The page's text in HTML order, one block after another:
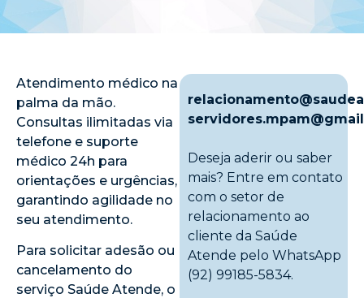
Atendimento médico na
palma da mão.
Consultas ilimitadas via
telefone e suporte
médico 24h para
orientações e urgências,
garantindo agilidade no
seu atendimento.
Para solicitar adesão ou
cancelamento do
serviço Saúde Atende, o
Deseja aderir ou saber
mais? Entre em contato
com o setor de
relacionamento ao
cliente da Saúde
Atende pelo WhatsApp
(92) 99185-5834.